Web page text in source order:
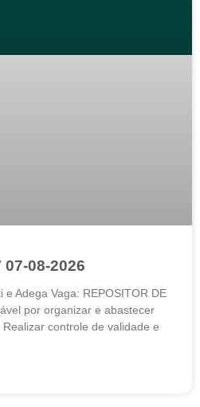
08-2026
e Adega Vaga: REPOSITOR DE
por organizar e abastecer
controle de validade e